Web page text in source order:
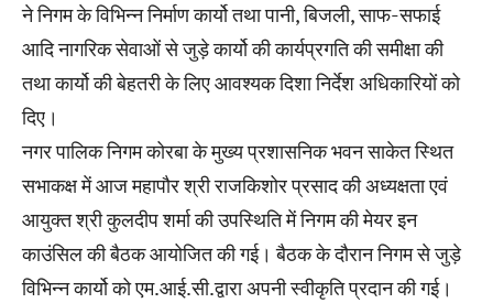
ने निगम के विभिन्न निर्माण कार्यो तथा पानी, बिजली, साफ-सफाई
आदि नागरिक सेवाओं से जुड़े कार्यो की कार्यप्रगति की समीक्षा की
तथा कार्यो की बेहतरी के लिए आवश्यक दिशा निर्देश अधिकारियों को
दिए।
नगर पालिक निगम कोरबा के मुख्य प्रशासनिक भवन साकेत स्थित
सभाकक्ष में आज महापौर श्री राजकिशोर प्रसाद की अध्यक्षता एवं
आयुक्त श्री कुलदीप शर्मा की उपस्थिति में निगम की मेयर इन
काउंसिल की बैठक आयोजित की गई। बैठक के दौरान निगम से जुड़े
विभिन्न कार्यो को एम.आई.सी.द्वारा अपनी स्वीकृति प्रदान की गई।